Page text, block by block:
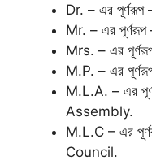
Dr. – এর
Mr. – এর
Mrs. – এর
M.P. – এর
M.L.A. – এর
Assembly.
M.L.C – এর
Council.